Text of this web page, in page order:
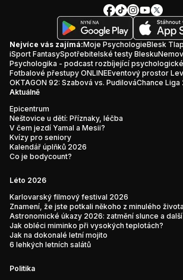
Nejvíce vás zajímá:Moje PsychologieBlesk
iSport FantasySpotřebitelské testy Blesku
Psychologika - podcast rozbíjející
Fotbalové přestupy ONLINEEventový prostor
OKTAGON 92: Szabová vs. PudilováChance
Aktuálně
Epicentrum
Neštovice u dětí: Příznaky, léčba
V čem jezdí Yamal a Mesii?
Kvízy pro seniory
Kalendář úplňků 2026
Co je bodycount?
Léto 2026
Karlovarský filmový festival 2026
Znamení, že jste potkali někoho z minulého života
Astronomické úkazy 2026: zatmění slunce a další
Jak obléci miminko při vysokých teplotách?
Jak na dokonalé letní mojito
6 lehkých letních salátů
Politika